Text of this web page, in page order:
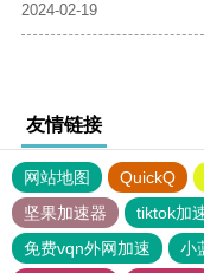
2024-02-19
友情链接
网站地图 QuickQ
坚果加速器
tiktok加
免费vqn外网加速
小